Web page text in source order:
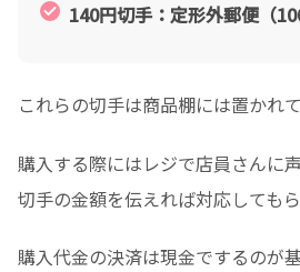
140円切手：定形外郵便（
これらの切手は商品棚には置かれ
購入する際にはレジで店員さんに
切手の金額を伝えれば対応してもら
購入代金の決済は現金でするのが